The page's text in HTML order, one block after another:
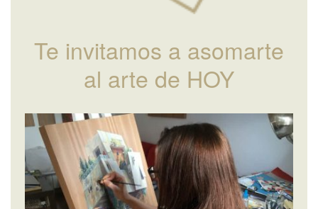
Te invitamos a asomarte
al arte de HOY